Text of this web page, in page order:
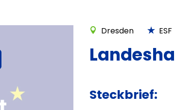
Dresden ESF
Steckbrief: